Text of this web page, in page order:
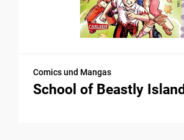
Comics und Mangas
School of Beastly Island